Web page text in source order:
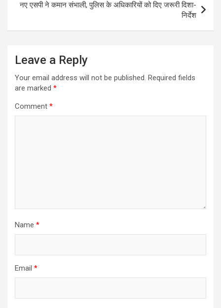
नए एसपी ने कमान संभाली, पुलिस के अधिकारियों को दिए जरूरी दिशा-
निर्देश
Leave a Reply
Your email address will not be published. Required fields
are marked *
Comment *
Name *
Email *